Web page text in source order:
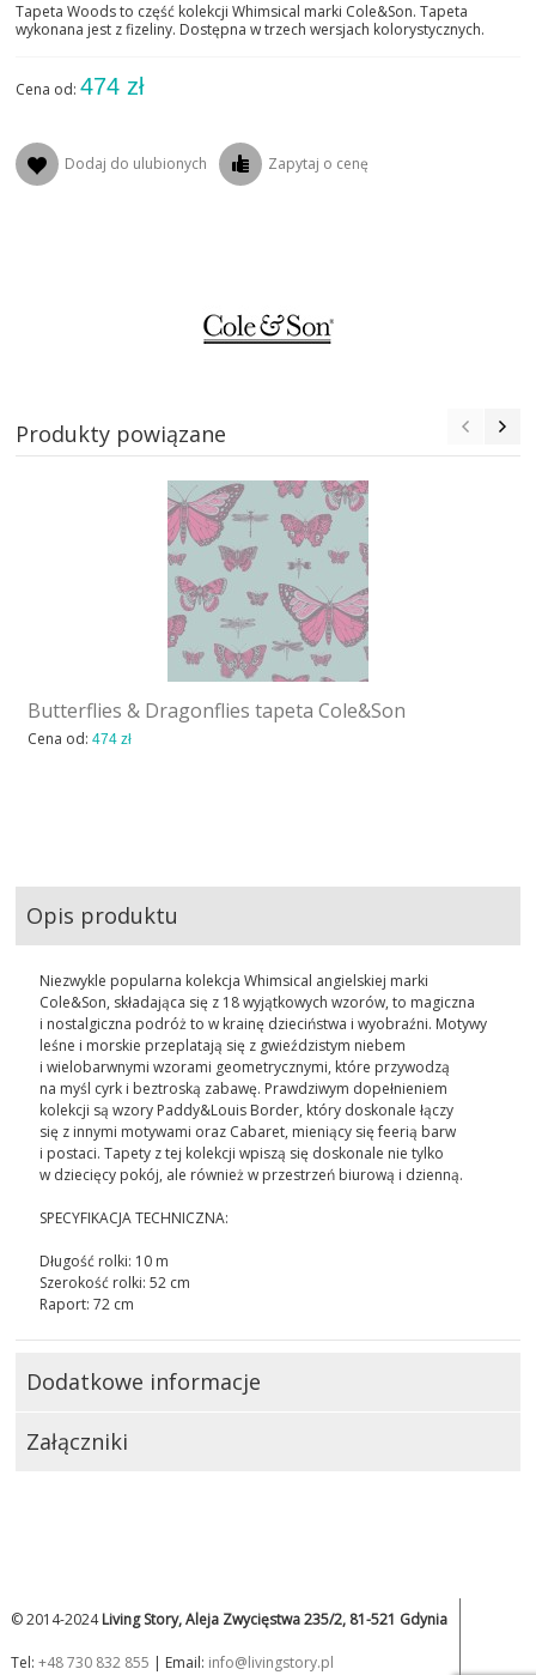
Tapeta Woods to część kolekcji Whimsical marki Cole&Son. Tapeta
wykonana jest z fizeliny. Dostępna w trzech wersjach kolorystycznych.
Cena od:474 zł
Dodaj do ulubionych Zapytaj o cenę
Produkty powiązane
Butterflies & Dragonflies tapeta Cole&Son
Cena od:474 zł
Opis produktu
Niezwykle popularna kolekcja Whimsical angielskiej marki
Cole&Son, składająca się z 18 wyjątkowych wzorów, to magiczna
i nostalgiczna podróż to w krainę dzieciństwa i wyobraźni. Motywy
leśne i morskie przeplatają się z gwieździstym niebem
i wielobarwnymi wzorami geometrycznymi, które przywodzą
na myśl cyrk i beztroską zabawę. Prawdziwym dopełnieniem
kolekcji są wzory Paddy&Louis Border, który doskonale łączy
się z innymi motywami oraz Cabaret, mieniący się feerią barw
i postaci. Tapety z tej kolekcji wpiszą się doskonale nie tylko
w dziecięcy pokój, ale również w przestrzeń biurową i dzienną.
SPECYFIKACJA TECHNICZNA:
Długość rolki: 10 m
Szerokość rolki: 52 cm
Raport: 72 cm
Dodatkowe informacje
Załączniki
© 2014-2024Living Story, Aleja Zwycięstwa 235/2, 81-521 Gdynia
Tel: +48 730 832 855 | Email: info@livingstory.pl